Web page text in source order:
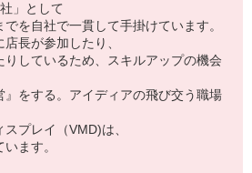
」として
を自社で一貫して手掛けています。
長が参加したり、
しているため、スキルアップの機会
をする。アイディアの飛び交う職場
プレイ（VMD)は、
ます。